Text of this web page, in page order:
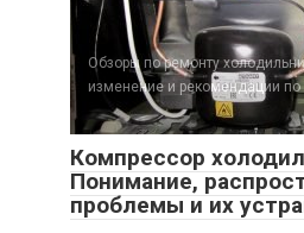
Обзоры по ремонту
изменение и рекомендации
Компрессор
Понимание,
проблемы и их